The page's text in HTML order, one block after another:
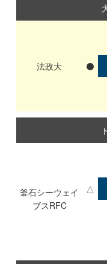
法政大
釜石シーウェイ
ブスRFC
△